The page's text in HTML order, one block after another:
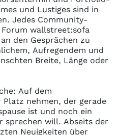
und Lustiges sind in
Jedes Community-
wallstreet:sofa
den Gesprächen zu
Aufregendem und
Breite, Länge oder
Auf dem
nehmen, der gerade
ist und noch ein
sprechen will. Abseits der
Neuigkeiten über